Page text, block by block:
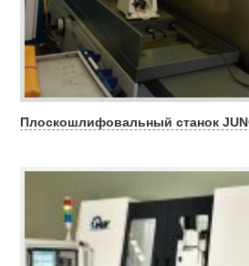
Плоскошлифовальный станок